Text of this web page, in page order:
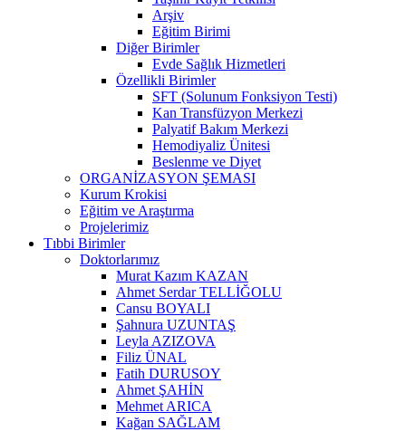
Arşiv
Eğitim Birimi
Diğer Birimler
Evde Sağlık Hizmetleri
Özellikli Birimler
SFT (Solunum Fonksiyon Testi)
Kan Transfüzyon Merkezi
Palyatif Bakım Merkezi
Hemodiyaliz Ünitesi
Beslenme ve Diyet
ORGANİZASYON ŞEMASI
Kurum Krokisi
Eğitim ve Araştırma
Projelerimiz
Tıbbi Birimler
Doktorlarımız
Murat Kazım KAZAN
Ahmet Serdar TELLİĞOLU
Cansu BOYALI
Şahnura UZUNTAŞ
Leyla AZIZOVA
Filiz ÜNAL
Fatih DURUSOY
Ahmet ŞAHİN
Mehmet ARICA
Kağan SAĞLAM